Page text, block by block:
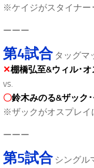
※ケイジがスタイナー
ーーー
第4試合タッグマ
✕棚橋弘至&ウィル･オ
vs.
〇鈴木みのる&ザック･
※ザックがオスプレイ
ーーー
第5試合シングル